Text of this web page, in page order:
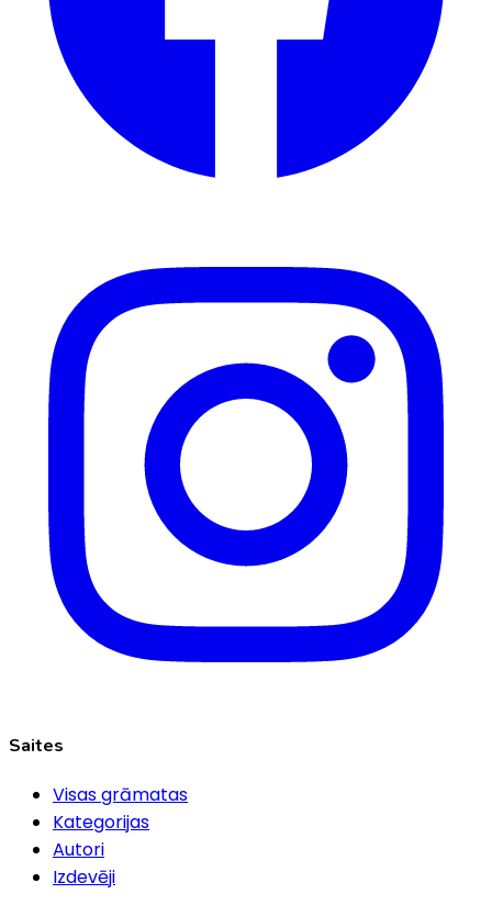
Saites
Visas grāmatas
Kategorijas
Autori
Izdevēji